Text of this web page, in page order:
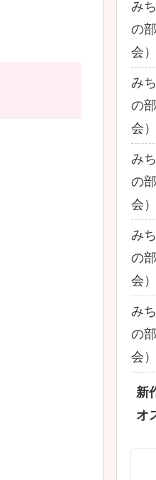
み
の
会）
み
の
会）
み
の
会）
み
の
会）
み
の
会）
新
オ